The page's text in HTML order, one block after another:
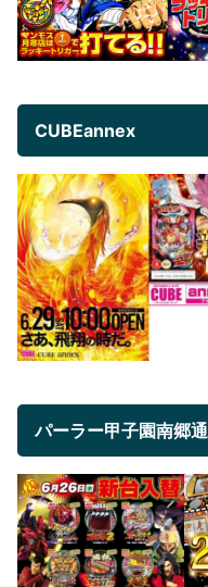
CUBEannex
パーラー甲子園南郷通